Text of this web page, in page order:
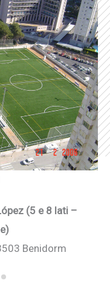
(5 e 8 lati –
Benidorm